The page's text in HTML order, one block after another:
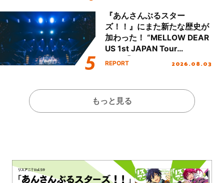
『あんさんぶるスター
ズ！！』にまた新たな歴史が
加わった！ “MELLOW DEAR
US 1st JAPAN Tour
Final「NICE to meet YOU
REPORT 2026.08.03
もっと見る